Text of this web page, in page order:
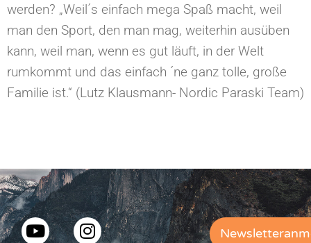
werden? „Weil´s einfach mega Spaß macht, weil
man den Sport, den man mag, weiterhin ausüben
kann, weil man, wenn es gut läuft, in der Welt
rumkommt und das einfach ´ne ganz tolle, große
Familie ist.“ (Lutz Klausmann- Nordic Paraski Team)⁠